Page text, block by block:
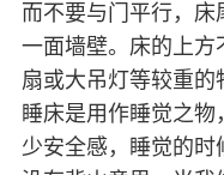
而不要与门平行，床
一面墙壁。床的上方
扇或大吊灯等较重的
睡床是用作睡觉之
少安全感，睡觉的